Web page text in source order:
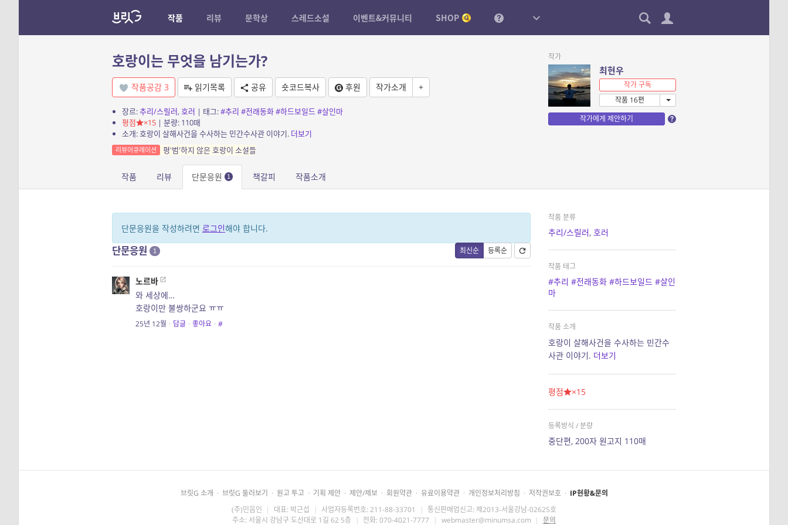
작품 리뷰 문학상 스레드소설 이벤트&커뮤니티 SHOP
호랑이는 무엇을 남기는가?
작품공감 3 읽기목록 공유 숏코드복사 후원 작가소개 +
장르:추리/스릴러, 호러 | 태그:#추리 #전래동화#하드보일드#살인마
평점
×15| 분량: 110매
소개: 호랑이 살해사건을 수사하는 민간수사관 이야기. 더보기
리뷰어큐레이션 평'범'하지 않은 호랑이 소설들
작가
최현우
작가 구독
작품 16편
작가에게 제안하기
작품 리뷰 단문응원 1 책갈피 작품소개
단문응원을 작성하려면 로그인해야 합니다.
최신순 등록순
단문응원 1
노르바
와 세상에…
호랑이만 불쌍하군요 ㅠㅠ
25년 12월 · 답글 · 좋아요 · #
작품 분류
추리/스릴러, 호러
작품 태그
#추리 #전래동화 #하드보일드 #살인
마
작품 소개
호랑이 살해사건을 수사하는 민간수
사관 이야기. 더보기
평점 ×15
등록방식 / 분량
중단편, 200자 원고지 110매
브릿G 소개 · 브릿G 둘러보기 · 원고 투고 · 기획 제안 · 제안/제보 · 회원약관 · 유료이용약관 · 개인정보처리방침 · 저작권보호 · IP현황&문의
(주)민음인 | 대표: 박근섭 | 사업자등록번호: 211-88-33701 | 통신판매업신고: 제2013-서울강남-02625호
주소: 서울시 강남구 도산대로 1길 62 5층 | 전화: 070-4021-7777 | webmaster@minumsa.com | 문의